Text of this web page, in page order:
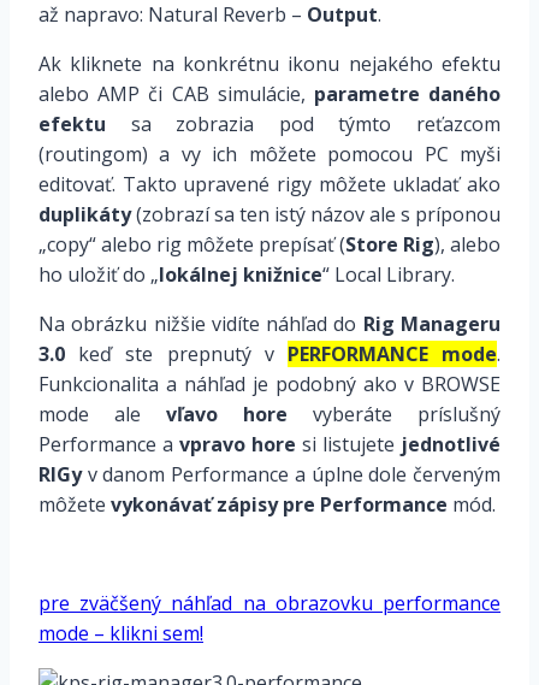
až napravo: Natural Reverb – Output.
Ak kliknete na konkrétnu ikonu nejakého efektu
alebo AMP či CAB simulácie, parametre daného
efektu sa zobrazia pod týmto reťazcom
(routingom) a vy ich môžete pomocou PC myši
editovať. Takto upravené rigy môžete ukladať ako
duplikáty(zobrazí sa ten istý názov ale s príponou
„copy“ alebo rig môžete prepísať (Store Rig), alebo
ho uložiť do „lokálnej knižnice“ Local Library.
Na obrázku nižšie vidíte náhľad do Rig Manageru
3.0 keď ste prepnutý v PERFORMANCE mode.
Funkcionalita a náhľad je podobný ako v BROWSE
mode ale vľavo hore vyberáte príslušný
Performance a vpravo hore si listujete jednotlivé
RIGyv danom Performance a úplne dole červeným
môžete vykonávať zápisy pre Performance mód.
pre zväčšený náhľad na obrazovku performance
mode – klikni sem!